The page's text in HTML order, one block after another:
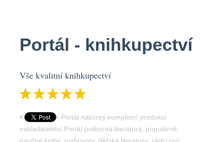
Portál - knihkupectví
Vše kvalitní knihkupectví
Knihkupectví Portál nabízejí kompletní produkci
nakladatelství Portál (odborná literatura, populárně